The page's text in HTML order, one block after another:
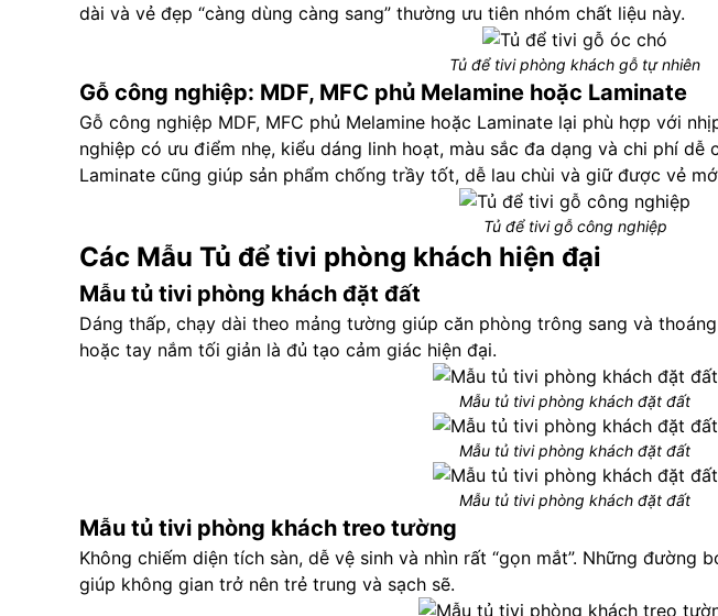
dài và vẻ đẹp “càng dùng càng sang” thường ưu tiên nhóm chất liệu này.
Tủ để tivi phòng khách gỗ tự nhiên
Gỗ công nghiệp: MDF, MFC phủ Melamine hoặc Laminate
Gỗ công nghiệp MDF, MFC phủ Melamine hoặc Laminate lại phù hợp với
nghiệp có ưu điểm nhẹ, kiểu dáng linh hoạt, màu sắc đa dạng và chi phí dễ
Laminate cũng giúp sản phẩm chống trầy tốt, dễ lau chùi và giữ được vẻ
Tủ để tivi gỗ công nghiệp
Các Mẫu Tủ để tivi phòng khách hiện đại
Mẫu tủ tivi phòng khách đặt đất
Dáng thấp, chạy dài theo mảng tường giúp căn phòng trông sang và
hoặc tay nắm tối giản là đủ tạo cảm giác hiện đại.
Mẫu tủ tivi phòng khách đặt đất
Mẫu tủ tivi phòng khách đặt đất
Mẫu tủ tivi phòng khách đặt đất
Mẫu tủ tivi phòng khách treo tường
Không chiếm diện tích sàn, dễ vệ sinh và nhìn rất “gọn mắt”. Những đường
giúp không gian trở nên trẻ trung và sạch sẽ.